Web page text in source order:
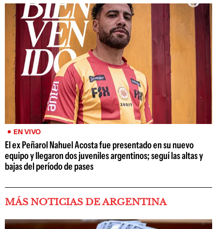
EN VIVO
El ex Peñarol Nahuel Acosta fue presentado en su nuevo
equipo y llegaron dos juveniles argentinos; seguí las altas y
bajas del período de pases
MÁS NOTICIAS DE ARGENTINA